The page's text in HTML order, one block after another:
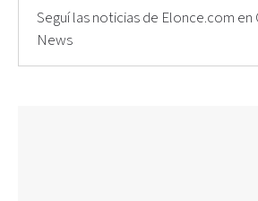
Seguí las noticias de Elonce.com en
News